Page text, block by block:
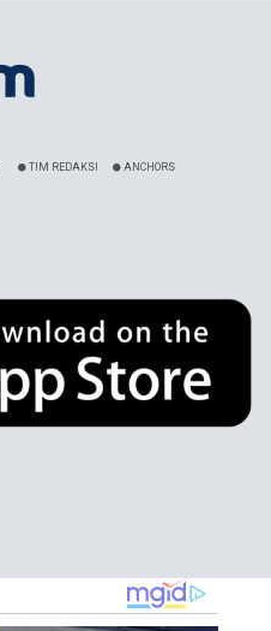
TIM REDAKSI ANCHORS